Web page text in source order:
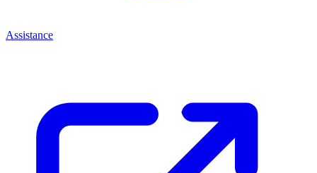
Assistance